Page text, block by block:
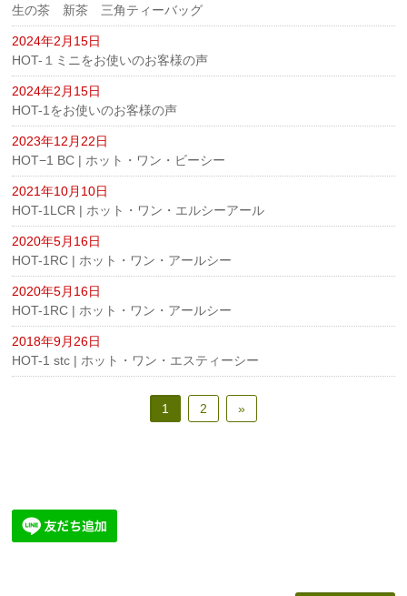
生の茶 新茶 三角ティーバッグ
2024年2月15日
HOT-１ミニをお使いのお客様の声
2024年2月15日
HOT-1をお使いのお客様の声
2023年12月22日
HOT−1 BC | ホット・ワン・ビーシー
2021年10月10日
HOT-1LCR | ホット・ワン・エルシーアール
2020年5月16日
HOT-1RC | ホット・ワン・アールシー
2020年5月16日
HOT-1RC | ホット・ワン・アールシー
2018年9月26日
HOT-1 stc | ホット・ワン・エスティーシー
1 2 »